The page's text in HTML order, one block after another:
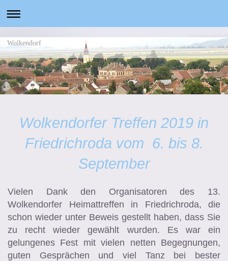
Wolkendorf
Wolkendorfer Treffen 2019 in
Friedrichroda vom 6. bis 8.
September
Vielen Dank den Organisatoren des 13.
Wolkendorfer Heimattreffen in Friedrichroda, die
schon wieder unter Beweis gestellt haben, dass Sie
zu recht wieder gewählt wurden. Es war ein
gelungenes Fest mit vielen netten Begegnungen,
guten Gesprächen und viel Tanz bei bester